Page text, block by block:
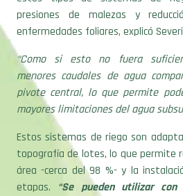
presiones de malezas y
enfermedades foliares, explicó
“Como si esto no fuera
menores caudales de agua
pivote central, lo que permite
mayores limitaciones del agua
Estos sistemas de riego son
topografía de lotes, lo que permite
área -cerca del 98 %- y la
etapas. “Se pueden utilizar